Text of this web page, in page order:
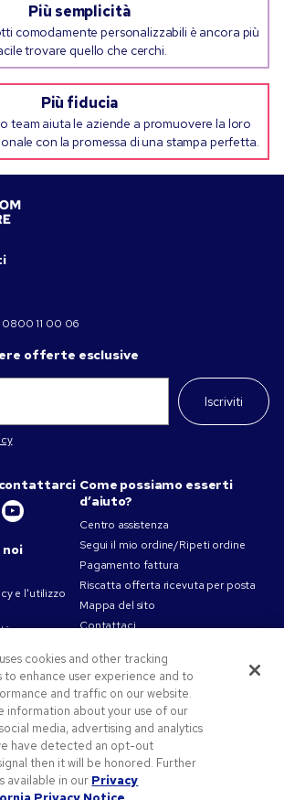
Più semplicità
comodamente personalizzabili è ancora più
trovare quello che cerchi.
Più fiducia
team aiuta le aziende a promuovere la loro
con la promessa di una stampa perfetta.
0800 11 00 06
offerte esclusive
Iscriviti
contattarci
noi
e l'utilizzo
coupon
Come possiamo esserti
d’aiuto?
Centro assistenza
Segui il mio ordine/Ripeti ordine
Pagamento fattura
Riscatta offerta ricevuta per posta
Mappa del sito
Contattaci
cookies and other tracking
to enhance user experience and to
and traffic on our website.
information about your use of our
media, advertising and analytics
have detected an opt-out
then it will be honored. Further
available in our Privacy